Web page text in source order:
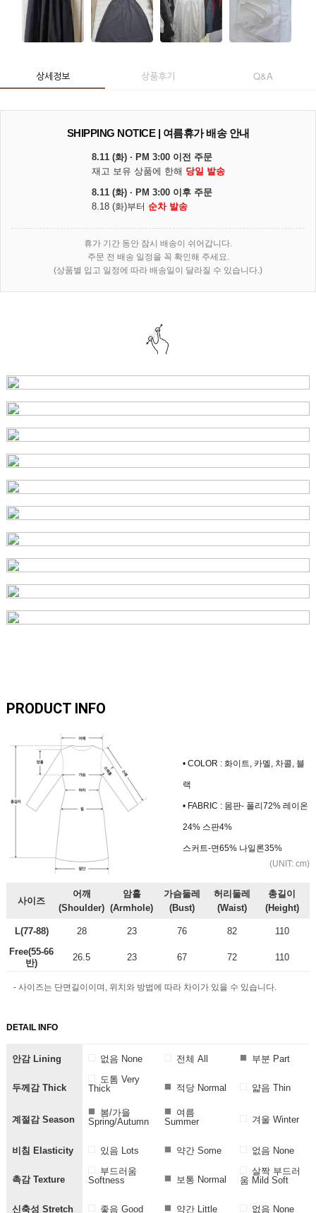
상세정보 상품후기 Q&A
SHIPPING NOTICE | 여름휴가 배송 안내
8.11 (화) · PM 3:00 이전 주문
재고 보유 상품에 한해 당일 발송
8.11 (화) · PM 3:00 이후 주문
8.18 (화)부터 순차 발송
휴가 기간 동안 잠시 배송이 쉬어갑니다.
주문 전 배송 일정을 꼭 확인해 주세요.
(상품별 입고 일정에 따라 배송일이 달라질 수 있습니다.)